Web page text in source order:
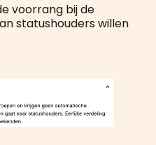
voorrang bij de
statushouders willen